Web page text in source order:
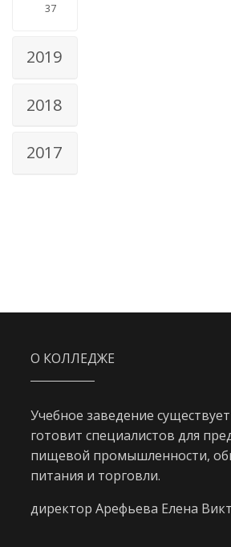
37
2019
2018
2017
О КОЛЛЕДЖЕ
Учебное заведение
готовит специалистов для
пищевой промышленности,
питания и торговли.
директор Арефьева Елена